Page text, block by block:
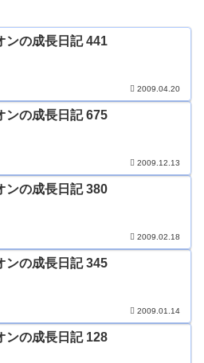
ンの成長日記 441
2009.04.20
ンの成長日記 675
2009.12.13
ンの成長日記 380
2009.02.18
ンの成長日記 345
2009.01.14
ンの成長日記 128